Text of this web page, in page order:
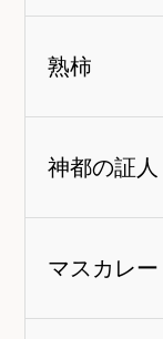
熟柿
神都の証人
マスカレ